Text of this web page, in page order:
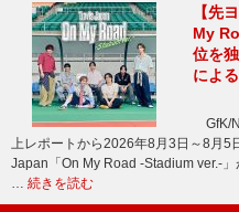
【先
My
位を
によ
GfK/
上レポートから2026年8月3日～8月5
Japan「On My Road -Stadium ver.-
… 続きを読む